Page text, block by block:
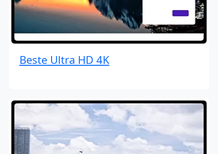
Beste Ultra HD 4K